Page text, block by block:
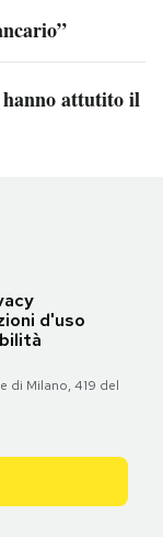
hanno attutito il
d'uso
di Milano, 419 del